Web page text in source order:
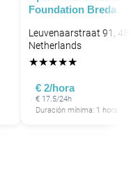
Foundation Breda
Leuvenaarstraat 91,
Netherlands
★★★★★
€ 2/hora
€ 17.5/24h
Duración mínima: 1 hora